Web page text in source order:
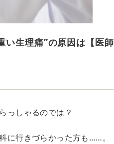
い生理痛”の原因は【医師
っしゃるのでは？
に行きづらかった方も……。